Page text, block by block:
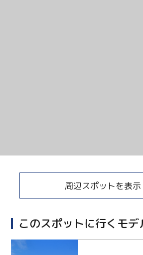
周辺スポットを表示
このスポットに行くモデ